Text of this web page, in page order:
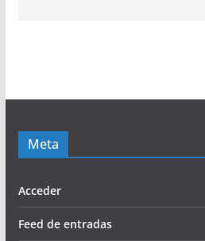
Meta
Acceder
Feed de entradas